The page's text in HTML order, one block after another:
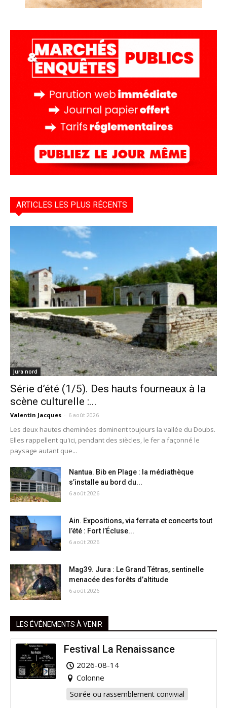
ARTICLES LES PLUS RÉCENTS
Jura nord
Série d’été (1/5). Des hauts fourneaux à la
scène culturelle :...
Valentin Jacques - 6 août 2026
Les deux hautes cheminées dominent toujours la vallée du Doubs.
Elles rappellent qu'ici, pendant des siècles, le fer a façonné le
paysage autant que...
Nantua. Bib en Plage : la médiathèque
s’installe au bord du...
6 août 2026
Ain. Expositions, via ferrata et concerts tout
l’été : Fort l’Écluse...
6 août 2026
Mag39. Jura : Le Grand Tétras, sentinelle
menacée des forêts d’altitude
6 août 2026
LES ÉVÉNEMENTS À VENIR
Festival La Renaissance
2026-08-14
Colonne
Soirée ou rassemblement convivial